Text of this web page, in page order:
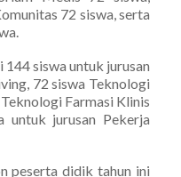
72 siswa, serta
144 siswa untuk jurusan
72 siswa Teknologi
Farmasi Klinis
untuk jurusan Pekerja
peserta didik tahun ini